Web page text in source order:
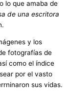
lo que amaba de
de una escritora
y los
fotografías de
como el índice
por el vasto
sus vidas.